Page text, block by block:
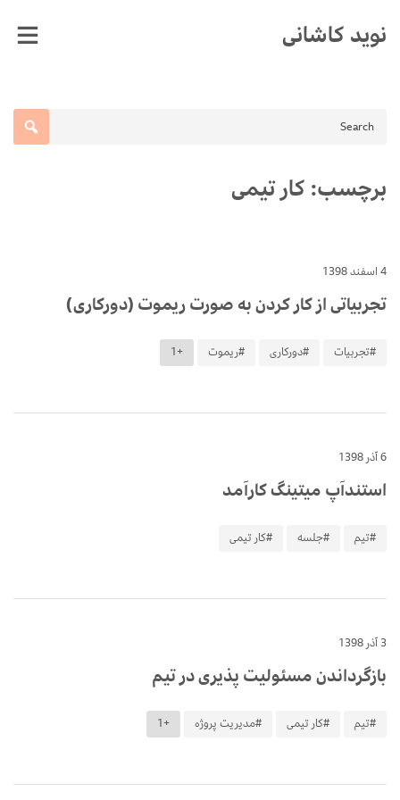
content
نوید کاشانی
برچسب: کار تیمی
4 اسفند 1398
تجربیاتی از کار کردن به صورت ریموت (دورکاری)
#تجربیات #دورکاری #ریموت +1
6 آذر 1398
استندآپ میتینگ کارآمد
#تیم #جلسه #کار تیمی
3 آذر 1398
بازگرداندن مسئولیت پذیری در تیم
#تیم #کار تیمی #مدیریت پروژه +1